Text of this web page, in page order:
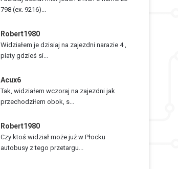
798 (ex. 9216)...
Robert1980
Widziałem je dzisiaj na zajezdni narazie 4 ,
piaty gdzieś si...
Acux6
Tak, widziałem wczoraj na zajezdni jak
przechodziłem obok, s...
Robert1980
Czy ktoś widział może już w Płocku
autobusy z tego przetargu...